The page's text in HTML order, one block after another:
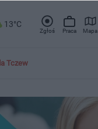
13°C
Zgłoś Praca Mapa
Tczew